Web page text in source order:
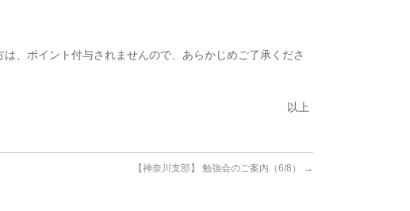
、ポイント付与されませんので、あらかじめご了承くださ
以上
【神奈川支部】 勉強会のご案内（6/8） →